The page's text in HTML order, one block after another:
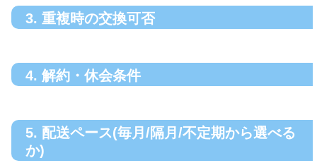
3. 重複時の交換可否
4. 解約・休会条件
5. 配送ペース(毎月/隔月/不定期から選べる
か)